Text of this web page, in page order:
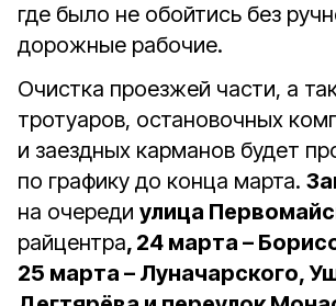
где было не обойтись без
дорожные рабочие.
Очистка проезжей части, а
тротуаров, остановочных
и заездных карманов будет
по графику до конца марта.
на очереди улица
райцентра, 24 марта –
25 марта – Луначарского,